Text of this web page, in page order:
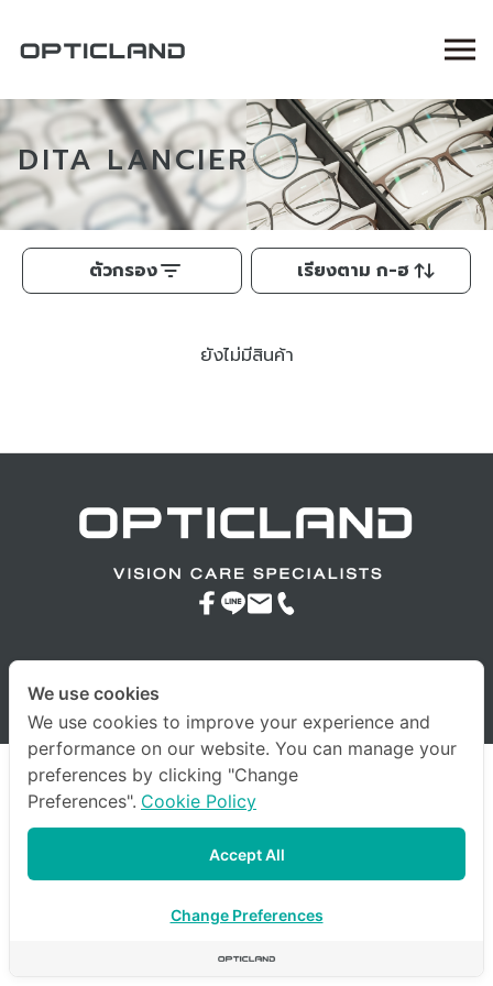
DITA LANCIER
ตัวกรอง เรียงตาม ก-ฮ
ยังไม่มีสินค้า
© 2023 company All Rights Reserved. |
Privacy Policy|Other Policies
We use cookies
We use cookies to improve your experience and
performance on our website. You can manage your
preferences by clicking "Change
Preferences". Cookie Policy
Accept All
Change Preferences